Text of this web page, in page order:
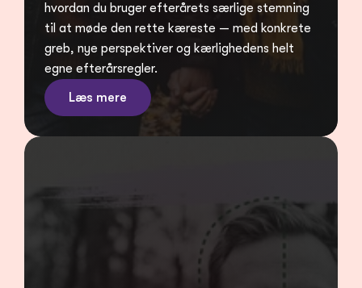
hvordan du bruger efterårets særlige stemning
til at møde den rette kæreste — med konkrete
greb, nye perspektiver og kærlighedens helt
egne efterårsregler.
Læs mere